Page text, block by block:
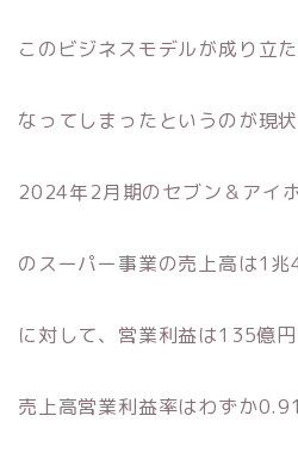
このビジネスモデルが成り立た
なってしまったというのが現状
2024年2月期のセブン＆アイ
のスーパー事業の売上高は1
に対して、営業利益は135億円
売上高営業利益率はわずか